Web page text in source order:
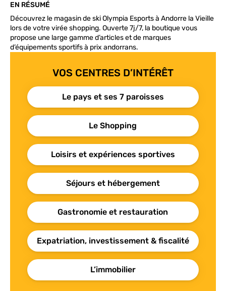
EN RÉSUMÉ
Découvrez le magasin de ski Olympia Esports à Andorre la Vieille
lors de votre virée shopping. Ouverte 7j/7, la boutique vous
propose une large gamme d’articles et de marques
d’équipements sportifs à prix andorrans.
VOS CENTRES D’INTÉRÊT
Le pays et ses 7 paroisses
Le Shopping
Loisirs et expériences sportives
Séjours et hébergement
Gastronomie et restauration
Expatriation, investissement & fiscalité
L’immobilier